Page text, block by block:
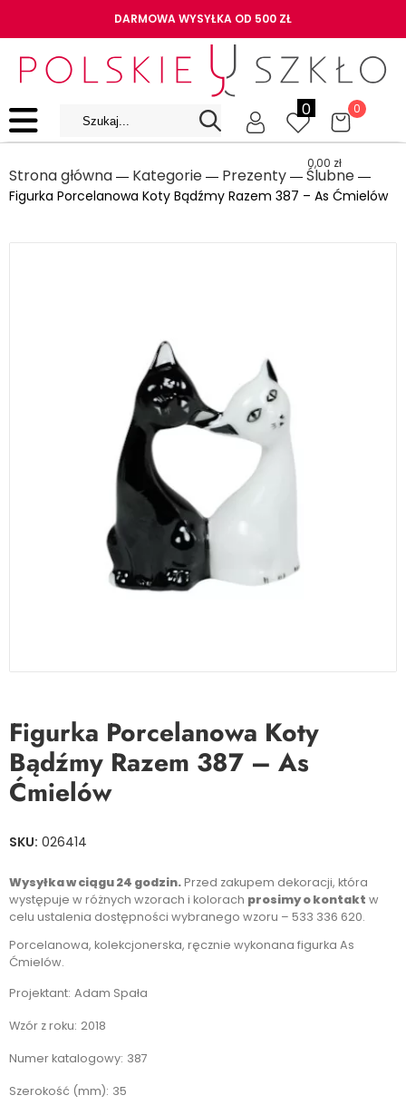
DARMOWA WYSYŁKA OD 500 ZŁ
0 0
0,00 zł
Strona główna ― Kategorie ― Prezenty ― Ślubne ―
Figurka Porcelanowa Koty Bądźmy Razem 387 – As Ćmielów
Figurka Porcelanowa Koty
Bądźmy Razem 387 – As
Ćmielów
SKU: 026414
Wysyłka w ciągu 24 godzin.Przed zakupem dekoracji, która
występuje w różnych wzorach i kolorach prosimy o kontakt w
celu ustalenia dostępności wybranego wzoru – 533 336 620.
Porcelanowa, kolekcjonerska, ręcznie wykonana figurka As
Ćmielów.
Projektant: Adam Spała
Wzór z roku: 2018
Numer katalogowy: 387
Szerokość (mm): 35